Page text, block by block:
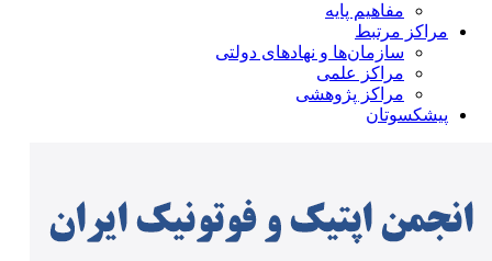
مفاهیم پایه
مراکز مرتبط
سازمان‌ها و نهادهای دولتی
مراکز علمی
مراکز پژوهشی
پیشکسوتان